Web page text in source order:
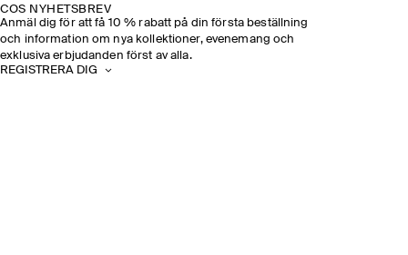
COS NYHETSBREV
Anmäl dig för att få 10 % rabatt på din första beställning
och information om nya kollektioner, evenemang och
exklusiva erbjudanden först av alla.
REGISTRERA DIG